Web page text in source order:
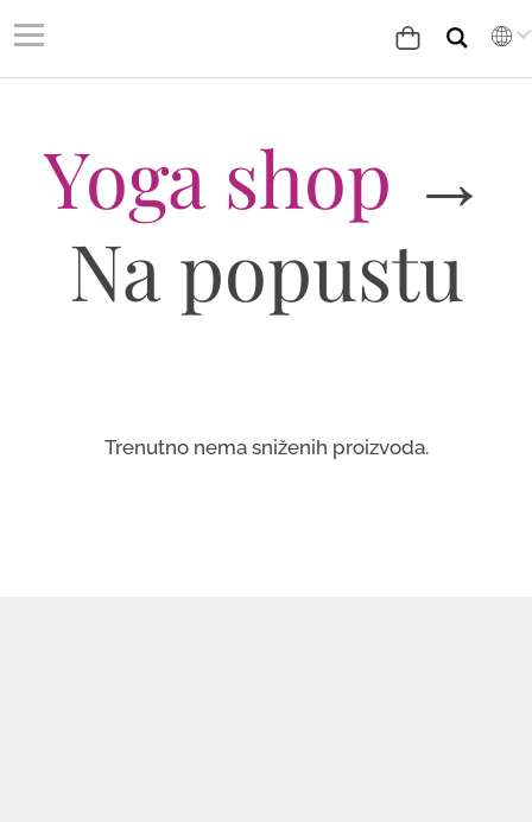
Yoga shop →
Na popustu
Trenutno nema sniženih proizvoda.